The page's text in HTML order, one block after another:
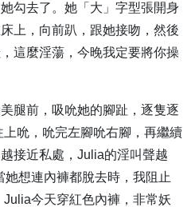
勾去了。她「大」字型張開身
上，向前趴，跟她接吻，然後
這麼淫蕩，今晚我定要將你操
腿前，吸吮她的腳趾，逐隻逐
吮，吮完左腳吮右腳，再繼續
接近私處，Julia的淫叫聲越
想連內褲都脫去時，我阻止
今天穿紅色內褲，非常妖